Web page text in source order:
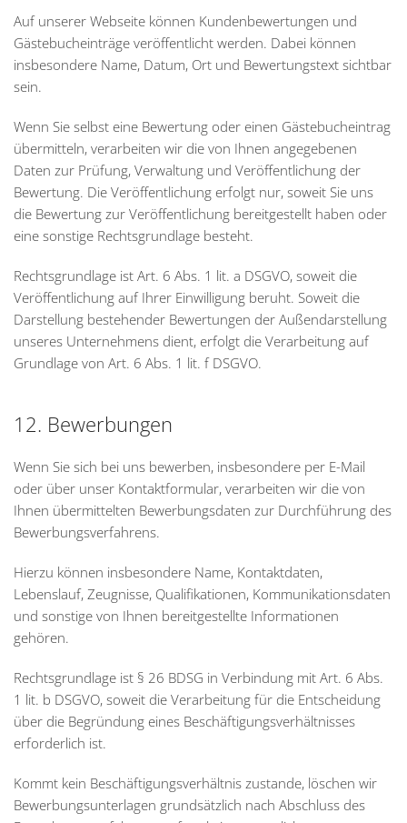
Auf unserer Webseite können Kundenbewertungen und
Gästebucheinträge veröffentlicht werden. Dabei können
insbesondere Name, Datum, Ort und Bewertungstext sichtbar
sein.
Wenn Sie selbst eine Bewertung oder einen Gästebucheintrag
übermitteln, verarbeiten wir die von Ihnen angegebenen
Daten zur Prüfung, Verwaltung und Veröffentlichung der
Bewertung. Die Veröffentlichung erfolgt nur, soweit Sie uns
die Bewertung zur Veröffentlichung bereitgestellt haben oder
eine sonstige Rechtsgrundlage besteht.
Rechtsgrundlage ist Art. 6 Abs. 1 lit. a DSGVO, soweit die
Veröffentlichung auf Ihrer Einwilligung beruht. Soweit die
Darstellung bestehender Bewertungen der Außendarstellung
unseres Unternehmens dient, erfolgt die Verarbeitung auf
Grundlage von Art. 6 Abs. 1 lit. f DSGVO.
12. Bewerbungen
Wenn Sie sich bei uns bewerben, insbesondere per E-Mail
oder über unser Kontaktformular, verarbeiten wir die von
Ihnen übermittelten Bewerbungsdaten zur Durchführung des
Bewerbungsverfahrens.
Hierzu können insbesondere Name, Kontaktdaten,
Lebenslauf, Zeugnisse, Qualifikationen, Kommunikationsdaten
und sonstige von Ihnen bereitgestellte Informationen
gehören.
Rechtsgrundlage ist § 26 BDSG in Verbindung mit Art. 6 Abs.
1 lit. b DSGVO, soweit die Verarbeitung für die Entscheidung
über die Begründung eines Beschäftigungsverhältnisses
erforderlich ist.
Kommt kein Beschäftigungsverhältnis zustande, löschen wir
Bewerbungsunterlagen grundsätzlich nach Abschluss des